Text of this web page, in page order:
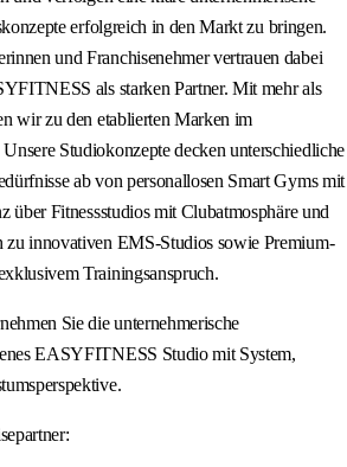
erfolgreich in den Markt zu bringen.
und Franchisenehmer vertrauen dabei
als starken Partner. Mit mehr als
wir zu den etablierten Marken im
Studiokonzepte decken unterschiedliche
ab von personallosen Smart Gyms mit
über Fitnessstudios mit Clubatmosphäre und
innovativen EMS-Studios sowie Premium-
Trainingsanspruch.
Sie die unternehmerische
EASYFITNESS Studio mit System,